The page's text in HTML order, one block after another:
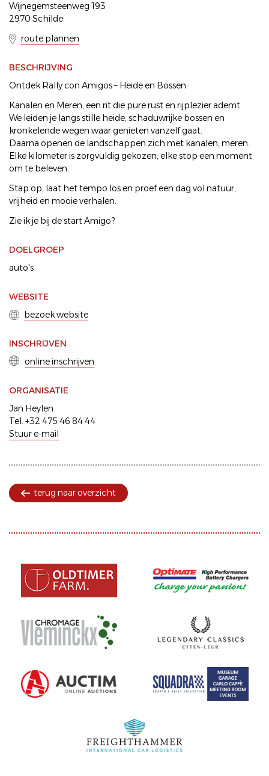
Wijnegemsteenweg 193
2970 Schilde
route plannen
BESCHRIJVING
Ontdek Rally con Amigos – Heide en Bossen ·
Kanalen en Meren, een rit die pure rust en rijplezier ademt.
We leiden je langs stille heide, schaduwrijke bossen en
kronkelende wegen waar genieten vanzelf gaat.
Daarna openen de landschappen zich met kanalen, meren.
Elke kilometer is zorgvuldig gekozen, elke stop een moment
om te beleven.
Stap op, laat het tempo los en proef een dag vol natuur,
vrijheid en mooie verhalen.
Zie ik je bij de start Amigo?
DOELGROEP
auto's
WEBSITE
bezoek website
INSCHRIJVEN
online inschrijven
ORGANISATIE
Jan Heylen
Tel. +32 475 46 84 44
Stuur e-mail
terug naar overzicht